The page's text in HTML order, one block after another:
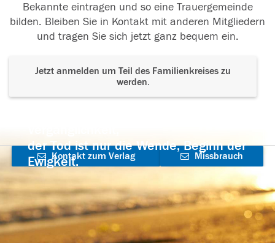
Bekannte eintragen und so eine Trauergemeinde
bilden. Bleiben Sie in Kontakt mit anderen Mitgliedern
und tragen Sie sich jetzt ganz bequem ein.
Jetzt anmelden um Teil des Familienkreises zu
werden.
der Tod ist nur die Wende, Beginn der
Ewigkeit.
Kontakt zum Verlag
aufnehmen
Missbrauch